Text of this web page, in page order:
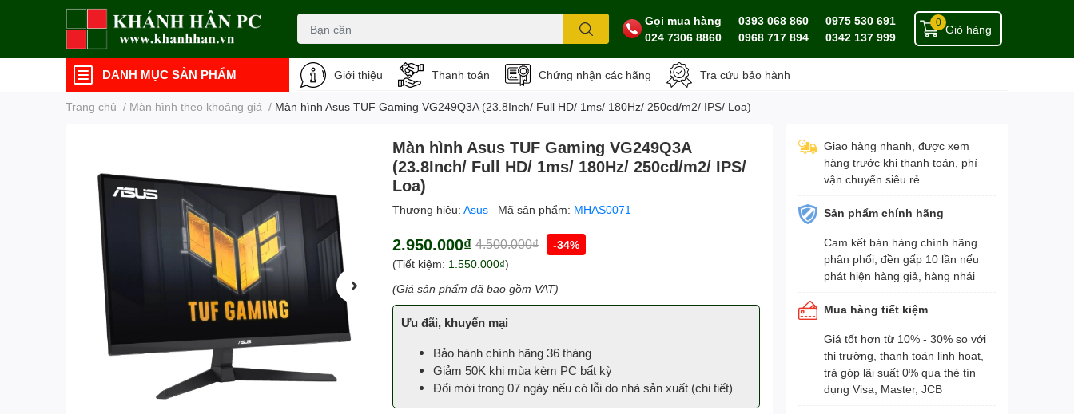
Gọi mua hàng
024 7306 8860
0393 068 860
0968 717 894
0975 530 691
0342 137 999
Giỏ hàng
0
DANH MỤC SẢN PHẨM Giới thiệu Thanh toán Chứng nhận các hãng Tra cứu bảo hành
Trang chủ / Màn hình theo khoảng giá / Màn hình Asus TUF Gaming VG249Q3A (23.8Inch/ Full HD/ 1ms/ 180Hz/ 250cd/m2/ IPS/ Loa)
Màn hình Asus TUF Gaming VG249Q3A
(23.8Inch/ Full HD/ 1ms/ 180Hz/ 250cd/m2/ IPS/
Loa)
Thương hiệu:Asus Mã sản phẩm: MHAS0071
2.950.000₫ 4.500.000₫
-34%
(Tiết kiệm: 1.550.000₫)
(Giá sản phẩm đã bao gồm VAT)
Ưu đãi, khuyến mại
Bảo hành chính hãng 36 tháng
Giảm 50K khi mùa kèm PC bất kỳ
Đổi mới trong 07 ngày nếu có lỗi do nhà sản xuất (chi tiết)
Giao hàng nhanh, được xem
hàng trước khi thanh toán, phí
vận chuyển siêu rẻ
Sản phẩm chính hãng
Cam kết bán hàng chính hãng
phân phối, đền gấp 10 lần nếu
phát hiện hàng giả, hàng nhái
Mua hàng tiết kiệm
Giá tốt hơn từ 10% - 30% so với
thị trường, thanh toán linh hoạt,
trả góp lãi suất 0% qua thẻ tín
dụng Visa, Master, JCB